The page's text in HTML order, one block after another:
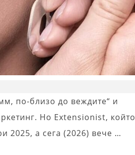
по-близо до веждите“ и
Но Extensionist, който
2025, а сега (2026) вече …